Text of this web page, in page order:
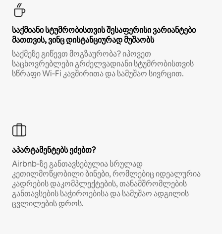
საქმიანი სტუმრობისთვის შესაფერისი ვარიანტები
მათთვის, ვინც დისტანციურად მუშაობს
საქმეზე გიწევთ მოგზაურობა? იპოვეთ
საცხოვრებლები გრძელვადიანი სტუმრობისთვის
სწრაფი Wi‑Fi კავშირითა და სამუშაო სივრცით.
აპარტამენტებს ეძებთ?
Airbnb‑ზე განთავსებულია სრულად
კეთილმოწყობილი ბინები, რომლებიც იდეალურია
კადრების დაკომპლექტების, თანამშრომლების
განთავსების საჭიროებისა და სამუშაო ადგილის
ცვლილების დროს.